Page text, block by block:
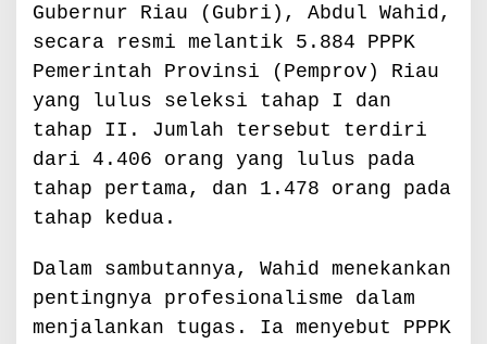
n
a
l
i
s
m
d
a
e
a
Gubernur Riau (Gubri), Abdul Wahid,
secara resmi melantik 5.884 PPPK
Pemerintah Provinsi (Pemprov) Riau
yang lulus seleksi tahap I dan
tahap II. Jumlah tersebut terdiri
dari 4.406 orang yang lulus pada
tahap pertama, dan 1.478 orang pada
tahap kedua.
Dalam sambutannya, Wahid menekankan
pentingnya profesionalisme dalam
menjalankan tugas. Ia menyebut PPPK